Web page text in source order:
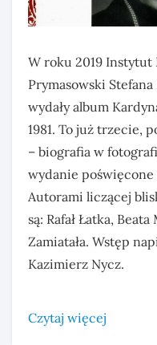
W roku 2019
Prymasowski
wydały album
1981. To już trzecie,
– biografia w
wydanie poświęcone
Autorami liczącej
są: Rafał Łatka,
Zamiatała. Wstęp
Kazimierz Nycz.
Czytaj więcej